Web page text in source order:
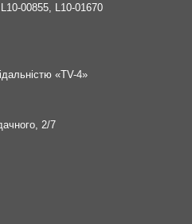
00855, L10-01670
«TV-4»
2/7